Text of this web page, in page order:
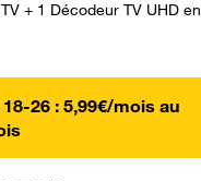
+ 1 Décodeur TV UHD en
26 : 5,99€/mois au